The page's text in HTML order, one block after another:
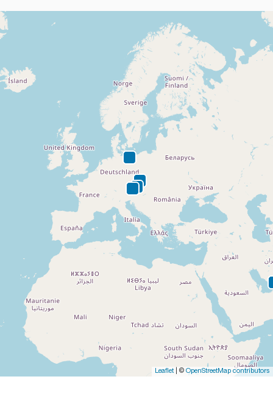
Leaflet| © OpenStreetMap contributors